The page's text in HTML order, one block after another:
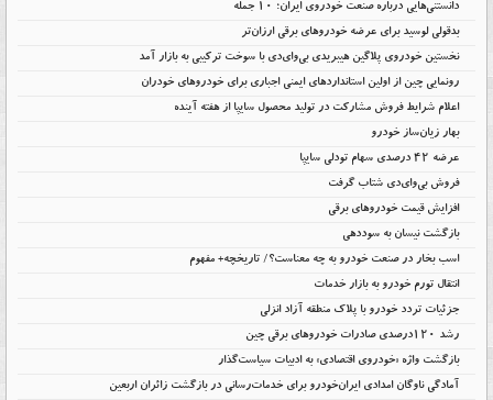
دانستنی‌هایی درباره صنعت خودروی ایران؛ ۱۰ جمله
بدقولی لوسید برای عرضه خودروهای برقی ارزان‌تر
نخستین خودروی پلاگین هیبریدی بی‌وای‌دی با سوخت ترکیبی به بازار آمد
رونمایی چین از اولین استانداردهای ایمنی اجباری برای خودروهای خودران
اعلام شرایط فروش مشارکت در تولید محصول سایپا از هفته آینده
بهار زیان‌ساز خودرو
عرضه ۴۲ درصدی سهام تودلی سایپا
فروش بی‌وای‌دی شتاب گرفت
افزایش قیمت خودروهای برقی
بازگشت نیسان به سوددهی
اسب بخار در صنعت خودرو به چه معناست؟/ تاریخچه+ مفهوم
انتقال تورم خودرو به بازار خدمات
جزئیات تردد خودرو با پلاک منطقه آزاد انزلی
رشد ۱۲۰درصدی صادرات خودروهای برقی چین
بازگشت واژه «خودروی اقتصادی» به ادبیات سیاست‌گذار
آمادگی ناوگان امدادی ایران‌خودرو برای خدمات‌رسانی در بازگشت زائران اربعین